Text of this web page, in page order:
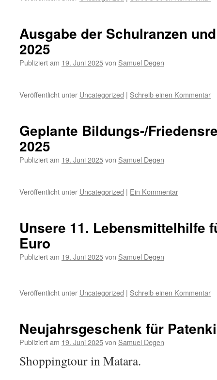
Ausgabe der Schulranzen
2025
Publiziert am 19. Juni 2025von Samuel Degen
Veröffentlicht unter Uncategorized | Schreib einen Kommentar
Geplante Bildungs-/
2025
Publiziert am 19. Juni 2025von Samuel Degen
Veröffentlicht unter Uncategorized | Ein Kommentar
Unsere 11. Lebensmittelhilfe
Euro
Publiziert am 19. Juni 2025von Samuel Degen
Veröffentlicht unter Uncategorized | Schreib einen Kommentar
Neujahrsgeschenk für
Publiziert am 19. Juni 2025von Samuel Degen
Shoppingtour in Matara.